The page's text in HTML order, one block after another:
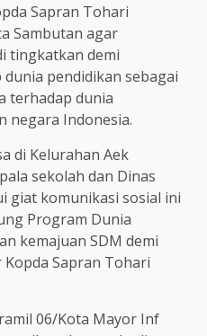
Sapran Tohari
Sambutan agar
tingkatkan demi
pendidikan sebagai
terhadap dunia
negara Indonesia.
di Kelurahan Aek
sekolah dan Dinas
giat komunikasi sosial ini
Program Dunia
kemajuan SDM demi
Sapran Tohari
06/Kota Mayor Inf